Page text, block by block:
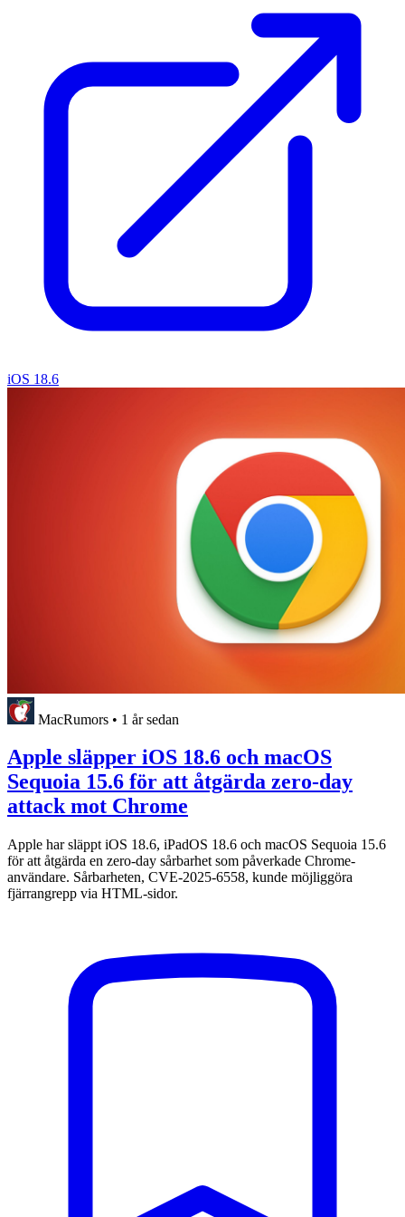
iOS 18.6
MacRumors • 1 år sedan
Apple släpper iOS 18.6 och macOS
Sequoia 15.6 för att åtgärda zero-day
attack mot Chrome
Apple har släppt iOS 18.6, iPadOS 18.6 och macOS Sequoia 15.6
för att åtgärda en zero-day sårbarhet som påverkade Chrome-
användare. Sårbarheten, CVE-2025-6558, kunde möjliggöra
fjärrangrepp via HTML-sidor.